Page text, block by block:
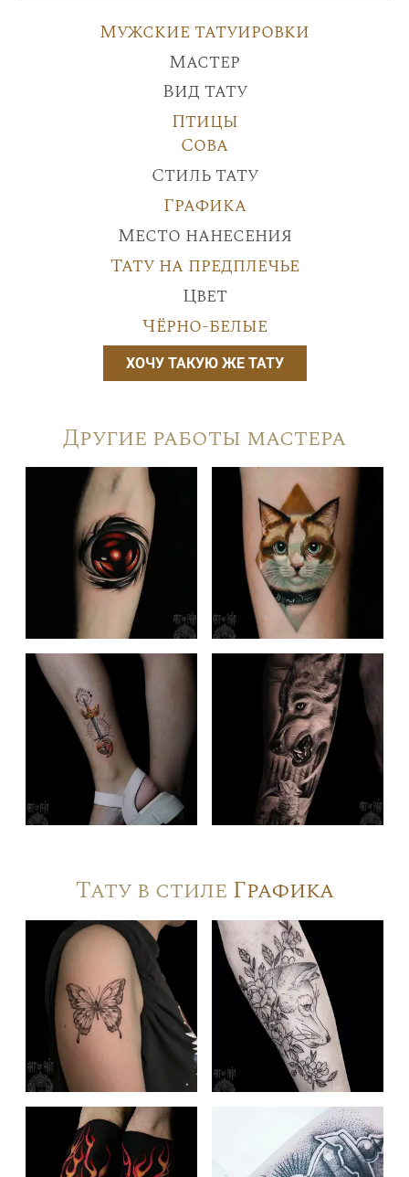
Мужские татуировки
Мастер
Вид тату
Птицы
Сова
Стиль тату
Графика
Место нанесения
Тату на предплечье
Цвет
Чёрно-белые
ХОЧУ ТАКУЮ ЖЕ ТАТУ
Другие работы мастера
Тату в стиле Графика